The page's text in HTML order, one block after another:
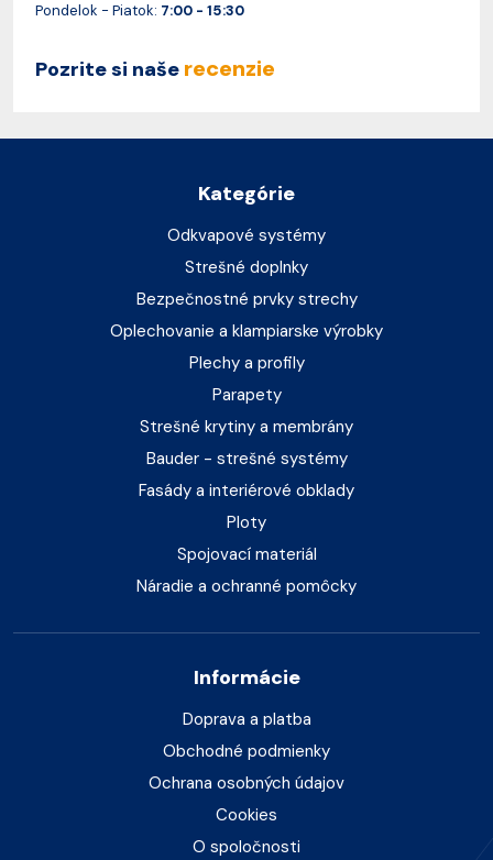
Pondelok - Piatok: 7:00 - 15:30
Pozrite si naše recenzie
Kategórie
Odkvapové systémy
Strešné doplnky
Bezpečnostné prvky strechy
Oplechovanie a klampiarske výrobky
Plechy a profily
Parapety
Strešné krytiny a membrány
Bauder - strešné systémy
Fasády a interiérové obklady
Ploty
Spojovací materiál
Náradie a ochranné pomôcky
Informácie
Doprava a platba
Obchodné podmienky
Ochrana osobných údajov
Cookies
O spoločnosti